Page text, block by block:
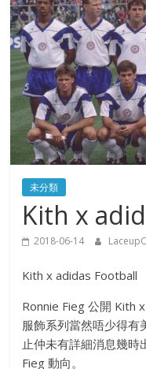
未分類
Kith x
2018-06-14
Kith x adidas Football
Ronnie Fieg 公開 Kith
服飾系列當然唔少得有
止仲未有詳細消息幾
Fieg 動向。